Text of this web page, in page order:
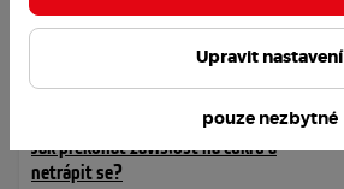
Jak překonat závislost na cukru a
netrápit se?
Upravit nastavení
pouze nezbytné